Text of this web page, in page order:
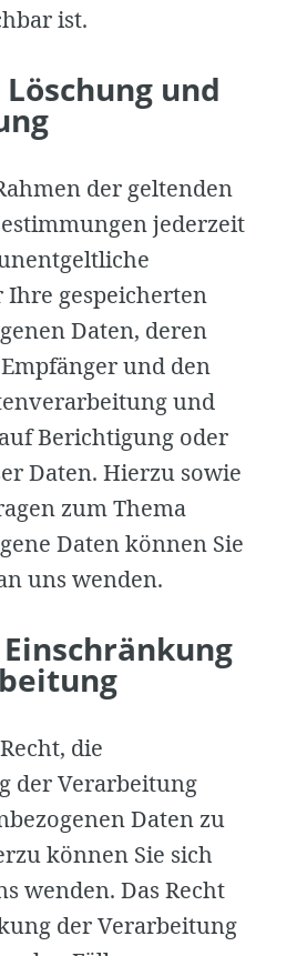
ist.
und
der geltenden
jederzeit
gespeicherten
Daten, deren
und den
und
Berichtigung oder
Daten. Hierzu sowie
zum Thema
Daten können Sie
uns wenden.
die
der Verarbeitung
Daten zu
können Sie sich
wenden. Das Recht
der Verarbeitung